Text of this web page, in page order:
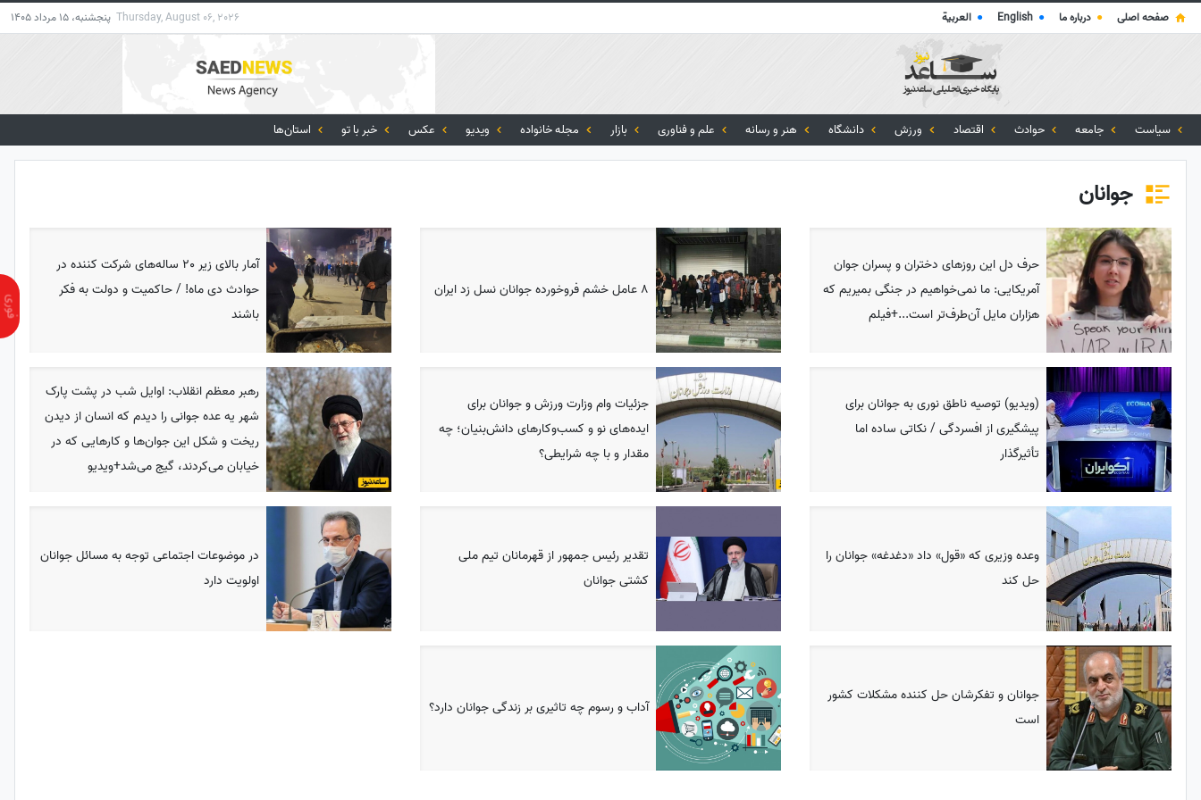
صفحه اصلی ● درباره ما ●
English
● العربية Thursday, August 06, 2026 پنجشنبه، 15 مرداد 1405
سیاست جامعه حوادث اقتصاد ورزش دانشگاه هنر و رسانه علم و فناوری بازار مجله خانواده ویدیو عکس خبر با تو استان‌ها
جوانان
حرف دل این روزهای دختران و پسران جوان
آمریکایی: ما نمی‌خواهیم در جنگی بمیریم که
هزاران مایل آن‌طرف‌تر است...+فیلم
8 عامل خشم فروخورده جوانان نسل زد ایران
آمار بالای زیر 20 ساله‌های شرکت کننده در
حوادث دی ماه! / حاکمیت و دولت به فکر
باشند
(ویدیو) توصیه ناطق نوری به جوانان برای
پیشگیری از افسردگی / نکاتی ساده اما
تأثیرگذار
جزئیات وام وزارت ورزش و جوانان برای
ایده‌های نو و کسب‌وکارهای دانش‌بنیان؛ چه
مقدار و با چه شرایطی؟
رهبر معظم انقلاب: اوایل شب در پشت پارک
شهر یه عده جوانی را دیدم که انسان از دیدن
ریخت و شکل این جوان‌ها و کارهایی که در
خیابان می‌کردند، گیج می‌شد+ویدیو
وعده وزیری که «قول» داد «دغدغه» جوانان را
حل کند
تقدیر رئیس جمهور از قهرمانان تیم ملی
کشتی جوانان
در موضوعات اجتماعی توجه به مسائل جوانان
اولویت دارد
جوانان و تفکرشان حل کننده مشکلات کشور
است
آداب و رسوم چه تاثیری بر زندگی جوانان دارد؟